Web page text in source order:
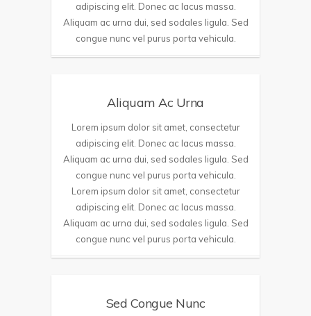
adipiscing elit. Donec ac lacus massa.
Aliquam ac urna dui, sed sodales ligula. Sed
congue nunc vel purus porta vehicula.
Aliquam Ac Urna
Lorem ipsum dolor sit amet, consectetur
adipiscing elit. Donec ac lacus massa.
Aliquam ac urna dui, sed sodales ligula. Sed
congue nunc vel purus porta vehicula.
Lorem ipsum dolor sit amet, consectetur
adipiscing elit. Donec ac lacus massa.
Aliquam ac urna dui, sed sodales ligula. Sed
congue nunc vel purus porta vehicula.
Sed Congue Nunc